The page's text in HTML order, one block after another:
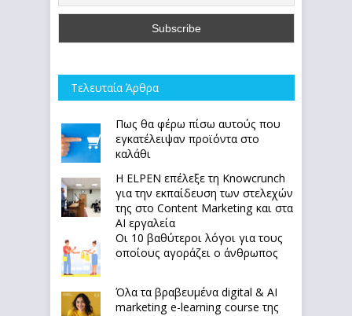
Τελευταία Άρθρα
Πως θα φέρω πίσω αυτούς που
εγκατέλειψαν προϊόντα στο
καλάθι
Η ELPEN επέλεξε τη Knowcrunch
για την εκπαίδευση των στελεχών
της στο Content Marketing και στα
AI εργαλεία
Οι 10 βαθύτεροι λόγοι για τους
οποίους αγοράζει ο άνθρωπος
Όλα τα βραβευμένα digital & AI
marketing e-learning course της